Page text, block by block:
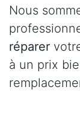
Nous
réparer
à un prix